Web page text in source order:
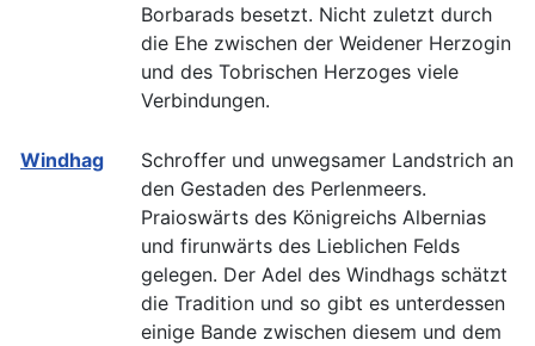
Borbarads besetzt. Nicht zuletzt durch
die Ehe zwischen der Weidener Herzogin
und des Tobrischen Herzoges viele
Verbindungen.
Windhag
Schroffer und unwegsamer Landstrich an
den Gestaden des Perlenmeers.
Praioswärts des Königreichs Albernias
und firunwärts des Lieblichen Felds
gelegen. Der Adel des Windhags schätzt
die Tradition und so gibt es unterdessen
einige Bande zwischen diesem und dem